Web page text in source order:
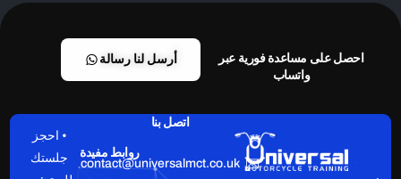
احصل على مساعدة فورية عبر
واتساب
أرسل لنا رسالة
اتصل بنا
contact@universalmct.co.uk
روابط مفيدة
• احجز
جلستك